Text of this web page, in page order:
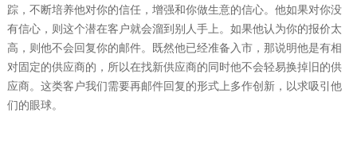
踪，不断培养他对你的信任，增强和你做生意的信心。他如果对你没
有信心，则这个潜在客户就会溜到别人手上。如果他认为你的报价太
高，则他不会回复你的邮件。既然他已经准备入市，那说明他是有相
对固定的供应商的，所以在找新供应商的同时他不会轻易换掉旧的供
应商。这类客户我们需要再邮件回复的形式上多作创新，以求吸引他
们的眼球。